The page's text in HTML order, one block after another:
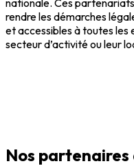
rendre les démarches
et accessibles à toutes les
secteur d’activité ou leur
Nos partenaires